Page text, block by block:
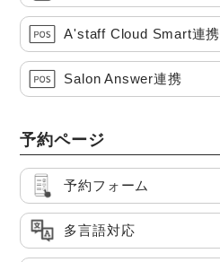
A'staff Cloud Smart連携
Salon Answer連携
予約ページ
予約フォーム
多言語対応